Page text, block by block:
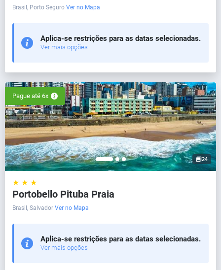
Brasil, Porto Seguro Ver no Mapa
Aplica-se restrições para as datas selecionadas.
Ver mais opções
Pague até 6x
24
★ ★ ★
Portobello Pituba Praia
Brasil, Salvador Ver no Mapa
Aplica-se restrições para as datas selecionadas.
Ver mais opções